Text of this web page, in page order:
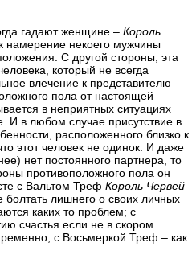
гадают женщине – Король
намерение некоего мужчины
С другой стороны, эта
который не всегда
влечение к представителю
пола от настоящей
в неприятных ситуациях
И в любом случае присутствие в
расположенного близко к
этот человек не одинок. И даже
нет постоянного партнера, то
противоположного пола он
с Вальтом Треф Король Червей
болтать лишнего о своих личных
каких то проблем; с
счастья если не в скором
с Восьмеркой Треф – как